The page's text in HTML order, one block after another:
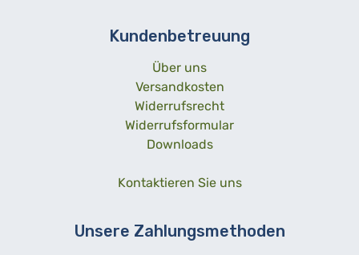
Kundenbetreuung
Über uns
Versandkosten
Widerrufsrecht
Widerrufsformular
Downloads
Kontaktieren Sie uns
Unsere Zahlungsmethoden